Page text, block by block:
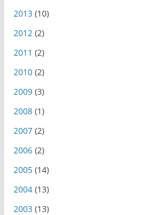
2013(10)
2012(2)
2011 (2)
2010(2)
2009(3)
2008(1)
2007(2)
2006(2)
2005(14)
2004(13)
2003(13)